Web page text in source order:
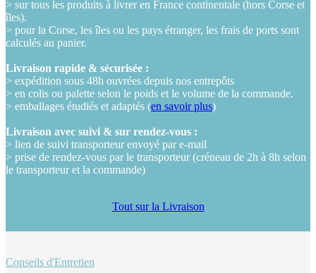
> sur tous les produits à livrer en France continentale (hors Corse et
îles).
> pour la Corse, les îles ou les pays étranger, les frais de ports sont
calculés au panier.
Livraison rapide & sécurisée :
> expédition sous 48h ouvrées depuis nos entrepôts
> en colis ou palette selon le poids et le volume de la commande.
> emballages étudiés et adaptés (en savoir plus)
Livraison avec suivi & sur rendez-vous :
> lien de suivi transporteur envoyé par e-mail
> prise de rendez-vous par le transporteur (créneau de 2h à 8h selon
le transporteur et la commande)
Tout sur la Livraison
Conseils d'Entretien